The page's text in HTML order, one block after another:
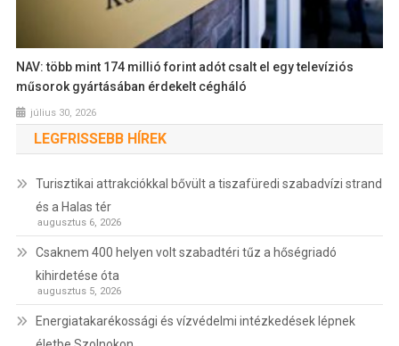
NAV: több mint 174 millió forint adót csalt el egy televíziós
műsorok gyártásában érdekelt cégháló
július 30, 2026
LEGFRISSEBB HÍREK
Turisztikai attrakciókkal bővült a tiszafüredi szabadvízi strand
és a Halas tér
augusztus 6, 2026
Csaknem 400 helyen volt szabadtéri tűz a hőségriadó
kihirdetése óta
augusztus 5, 2026
Energiatakarékossági és vízvédelmi intézkedések lépnek